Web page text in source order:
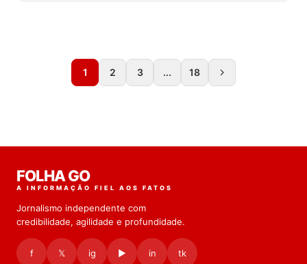
1 2 3 ... 18
FOLHA GO
A INFORMAÇÃO FIEL AOS FATOS
Jornalismo independente com
credibilidade, agilidade e profundidade.
f 𝕏 ig ▶ in tk